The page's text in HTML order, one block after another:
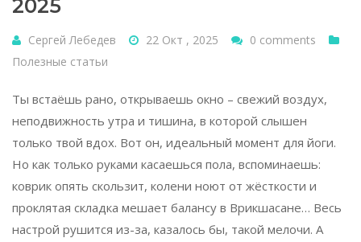
2025
Сергей Лебедев 22 Окт , 2025
0 comments
Полезные статьи
Ты встаёшь рано, открываешь окно – свежий воздух,
неподвижность утра и тишина, в которой слышен
только твой вдох. Вот он, идеальный момент для йоги.
Но как только руками касаешься пола, вспоминаешь:
коврик опять скользит, колени ноют от жёсткости и
проклятая складка мешает балансу в Врикшасане… Весь
настрой рушится из-за, казалось бы, такой мелочи. А